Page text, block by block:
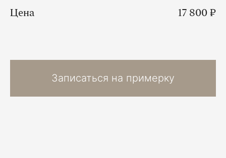
Цена 17 800 ₽
Записаться на примерку